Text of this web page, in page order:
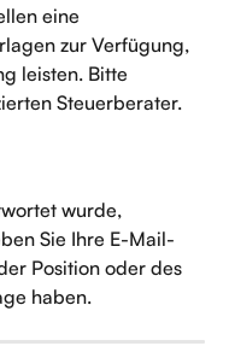
eine
zur Verfügung,
leisten. Bitte
Steuerberater.
wurde,
Sie Ihre E-Mail-
Position oder des
haben.